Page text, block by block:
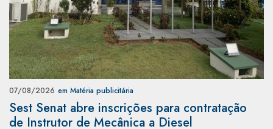
07/08/2026 em Matéria publicitária
Sest Senat abre inscrições para contratação
de Instrutor de Mecânica a Diesel